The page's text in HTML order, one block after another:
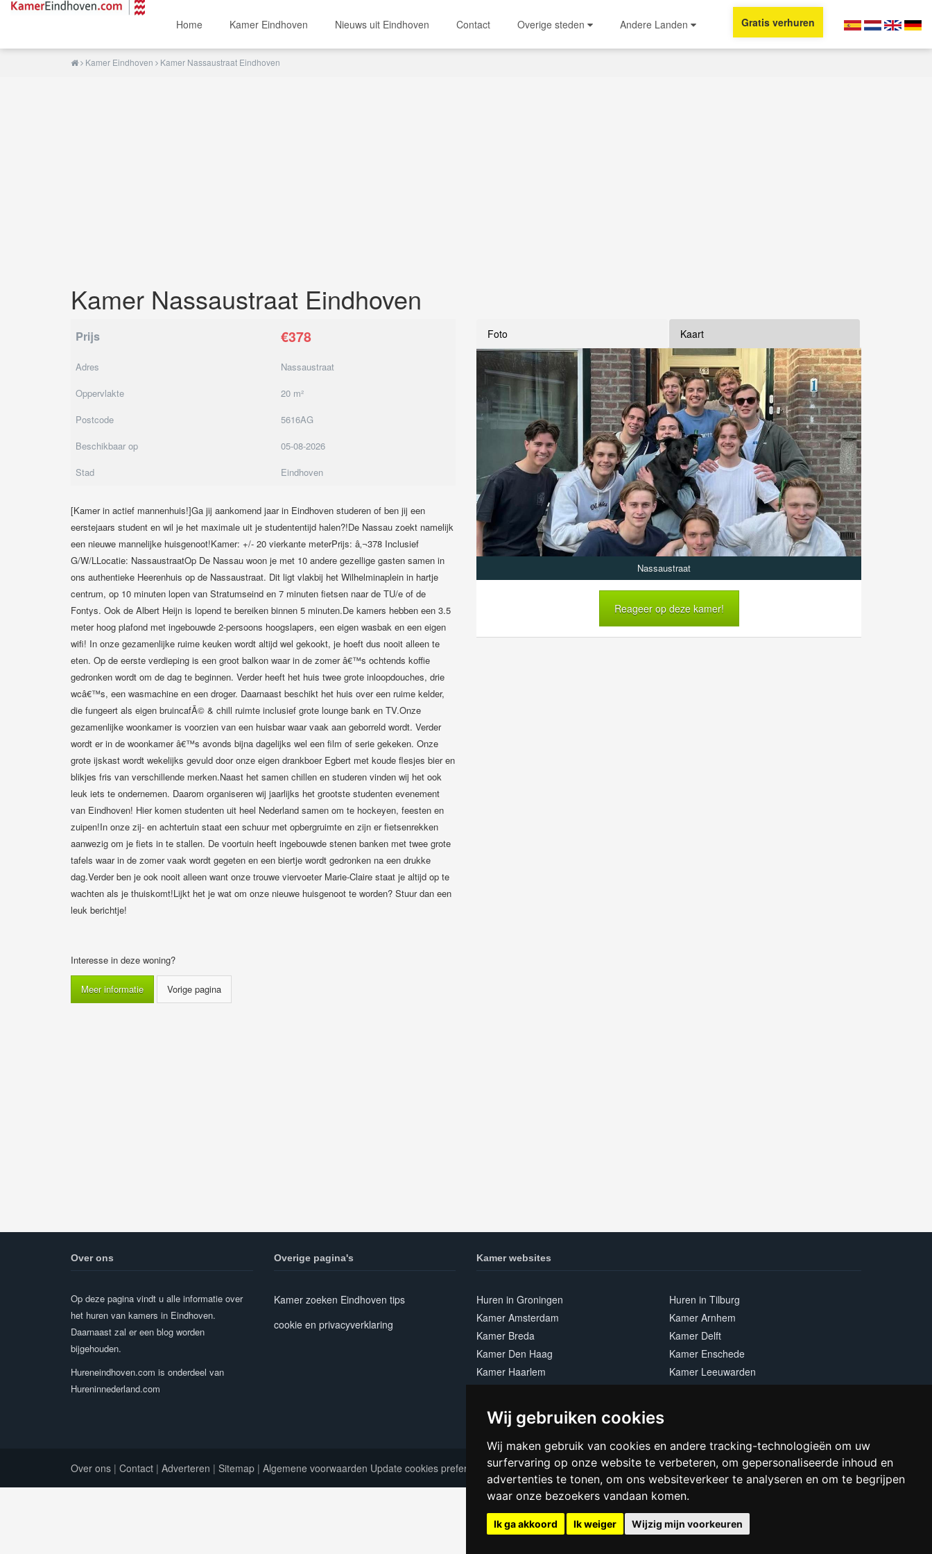
Wij gebruiken cookies
Wij maken gebruik van cookies en andere tracking-technologieën om uw
surfervaring op onze website te verbeteren, om gepersonaliseerde inhoud en
advertenties te tonen, om ons websiteverkeer te analyseren en om te begrijpen
waar onze bezoekers vandaan komen.
Ik ga akkoord Ik weiger Wijzig mijn voorkeuren
Home Kamer Eindhoven Nieuws uit Eindhoven Contact Overige steden Andere Landen Gratis verhuren
Kamer Eindhoven Kamer Nassaustraat Eindhoven
Kamer Nassaustraat Eindhoven
Foto Kaart
Nassaustraat
Reageer op deze kamer!
Prijs €378
Adres
Nassaustraat
Oppervlakte
20 m²
Postcode
5616AG
Beschikbaar op
05-08-2026
Stad
Eindhoven
[Kamer in actief mannenhuis!]Ga jij aankomend jaar in Eindhoven studeren of ben jij een
eerstejaars student en wil je het maximale uit je studententijd halen?!De Nassau zoekt namelijk
een nieuwe mannelijke huisgenoot!Kamer: +/- 20 vierkante meterPrijs: â‚¬378 Inclusief
G/W/LLocatie: NassaustraatOp De Nassau woon je met 10 andere gezellige gasten samen in
ons authentieke Heerenhuis op de Nassaustraat. Dit ligt vlakbij het Wilhelminaplein in hartje
centrum, op 10 minuten lopen van Stratumseind en 7 minuten fietsen naar de TU/e of de
Fontys. Ook de Albert Heijn is lopend te bereiken binnen 5 minuten.De kamers hebben een 3.5
meter hoog plafond met ingebouwde 2-persoons hoogslapers, een eigen wasbak en een eigen
wifi! In onze gezamenlijke ruime keuken wordt altijd wel gekookt, je hoeft dus nooit alleen te
eten. Op de eerste verdieping is een groot balkon waar in de zomer â€™s ochtends koffie
gedronken wordt om de dag te beginnen. Verder heeft het huis twee grote inloopdouches, drie
wcâ€™s, een wasmachine en een droger. Daarnaast beschikt het huis over een ruime kelder,
die fungeert als eigen bruincafÃ© & chill ruimte inclusief grote lounge bank en TV.Onze
gezamenlijke woonkamer is voorzien van een huisbar waar vaak aan geborreld wordt. Verder
wordt er in de woonkamer â€™s avonds bijna dagelijks wel een film of serie gekeken. Onze
grote ijskast wordt wekelijks gevuld door onze eigen drankboer Egbert met koude flesjes bier en
blikjes fris van verschillende merken.Naast het samen chillen en studeren vinden wij het ook
leuk iets te ondernemen. Daarom organiseren wij jaarlijks het grootste studenten evenement
van Eindhoven! Hier komen studenten uit heel Nederland samen om te hockeyen, feesten en
zuipen!In onze zij- en achtertuin staat een schuur met opbergruimte en zijn er fietsenrekken
aanwezig om je fiets in te stallen. De voortuin heeft ingebouwde stenen banken met twee grote
tafels waar in de zomer vaak wordt gegeten en een biertje wordt gedronken na een drukke
dag.Verder ben je ook nooit alleen want onze trouwe viervoeter Marie-Claire staat je altijd op te
wachten als je thuiskomt!Lijkt het je wat om onze nieuwe huisgenoot te worden? Stuur dan een
leuk berichtje!
Interesse in deze woning?
Meer informatie
Over ons
Op deze pagina vindt u alle informatie over
het huren van kamers in Eindhoven.
Daarnaast zal er een blog worden
bijgehouden.
Hureneindhoven.com is onderdeel van
Hureninnederland.com
Overige pagina's
Kamer zoeken Eindhoven tips
cookie en privacyverklaring
Kamer websites
Huren in Groningen
Huren in Tilburg
Kamer Amsterdam
Kamer Arnhem
Kamer Breda
Kamer Delft
Kamer Den Haag
Kamer Enschede
Kamer Haarlem
Kamer Leeuwarden
Kamer Nijmegen
Kamer Utrecht
Over ons | Contact | Adverteren | Sitemap | Algemene voorwaarden Update cookies preferences